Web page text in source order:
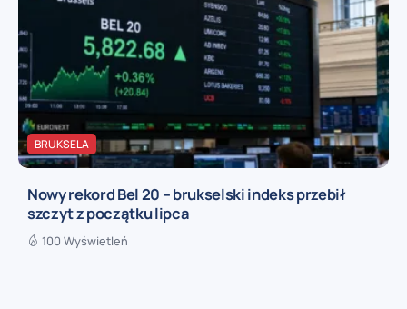
BRUKSELA
Nowy rekord Bel 20 – brukselski indeks przebił
szczyt z początku lipca
100 Wyświetleń